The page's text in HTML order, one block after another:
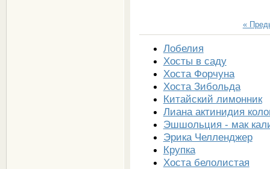
«
Лобелия
Хосты в саду
Хоста Форчуна
Хоста Зибольда
Китайский лимонник
Лиана актинидия
Эшшольция - мак
Эрика Челленджер
Крупка
Хоста белолистая